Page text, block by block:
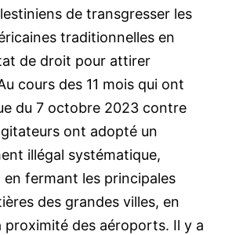
de transgresser les
traditionnelles en
de droit pour attirer
cours des 11 mois qui ont
du 7 octobre 2023 contre
ont adopté un
illégal systématique,
fermant les principales
des grandes villes, en
proximité des aéroports. Il y a